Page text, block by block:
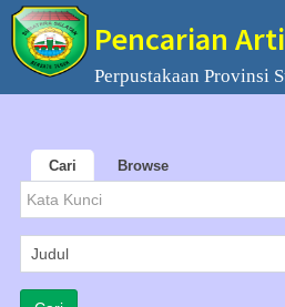
Pencarian
Perpustakaan Provinsi
Cari Browse